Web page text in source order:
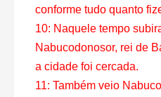
conforme tudo quanto
10: Naquele tempo
Nabucodonosor, rei de
a cidade foi cercada.
11: Também veio